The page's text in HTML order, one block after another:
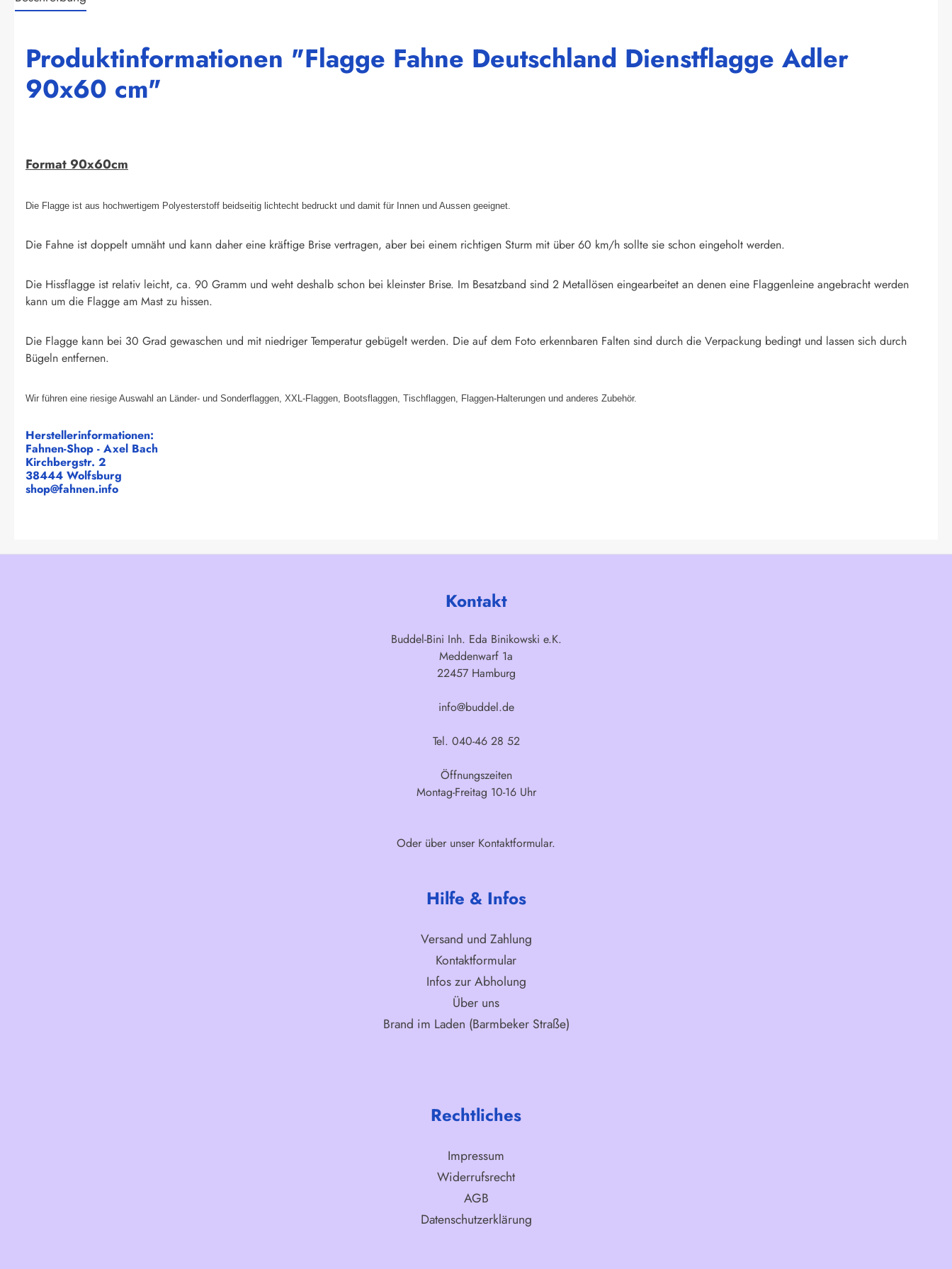
Produktinformationen "Flagge Fahne Deutschland Dienstflagge Adler
90x60 cm"
Format 90x60cm
Die Flagge ist aus hochwertigem Polyesterstoff beidseitig lichtecht bedruckt und damit für Innen und Aussen geeignet.
Die Fahne ist doppelt umnäht und kann daher eine kräftige Brise vertragen, aber bei einem richtigen Sturm mit über 60 km/h sollte sie schon eingeholt werden.
Die Hissflagge ist relativ leicht, ca. 90 Gramm und weht deshalb schon bei kleinster Brise. Im Besatzband sind 2 Metallösen eingearbeitet an denen eine Flaggenleine angebracht werden
kann um die Flagge am Mast zu hissen.
Die Flagge kann bei 30 Grad gewaschen und mit niedriger Temperatur gebügelt werden. Die auf dem Foto erkennbaren Falten sind durch die Verpackung bedingt und lassen sich durch
Bügeln entfernen.
Wir führen eine riesige Auswahl an Länder- und Sonderflaggen, XXL-Flaggen, Bootsflaggen, Tischflaggen, Flaggen-Halterungen und anderes Zubehör.
Herstellerinformationen:
Fahnen-Shop - Axel Bach
Kirchbergstr. 2
38444 Wolfsburg
shop@fahnen.info
Kontakt
Buddel-Bini Inh. Eda Binikowski e.K.
Meddenwarf 1a
22457 Hamburg
info@buddel.de
Tel. 040-46 28 52
Öffnungszeiten
Montag-Freitag 10-16 Uhr
Oder über unser Kontaktformular.
Hilfe & Infos
Versand und Zahlung
Kontaktformular
Infos zur Abholung
Über uns
Brand im Laden (Barmbeker Straße)
Rechtliches
Impressum
Widerrufsrecht
AGB
Datenschutzerklärung